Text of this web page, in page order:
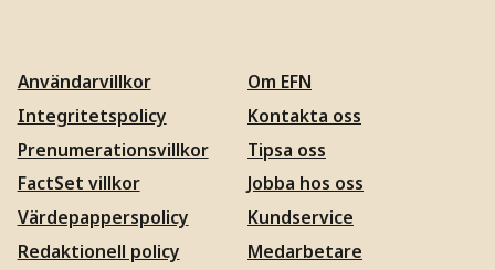
Användarvillkor
Integritetspolicy
Prenumerationsvillkor
FactSet villkor
Värdepapperspolicy
Redaktionell policy
Om EFN
Kontakta oss
Tipsa oss
Jobba hos oss
Kundservice
Medarbetare